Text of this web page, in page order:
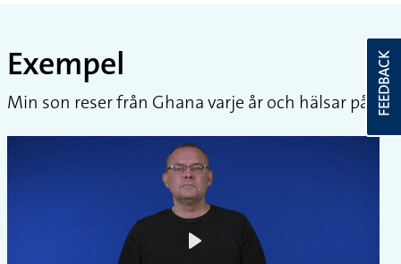
Exempel
Min son reser från Ghana varje år och hälsar på. FEEDBACK